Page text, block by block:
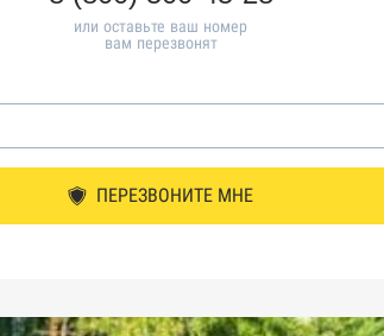
или оставьте ваш номер
вам перезвонят
ПЕРЕЗВОНИТЕ МНЕ